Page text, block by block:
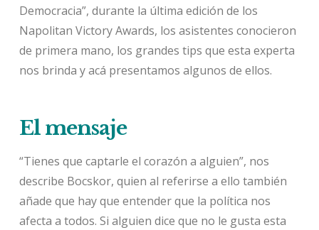
Democracia”, durante la última edición de los
Napolitan Victory Awards, los asistentes conocieron
de primera mano, los grandes tips que esta experta
nos brinda y acá presentamos algunos de ellos.
El mensaje
“Tienes que captarle el corazón a alguien”, nos
describe Bocskor, quien al referirse a ello también
añade que hay que entender que la política nos
afecta a todos. Si alguien dice que no le gusta esta